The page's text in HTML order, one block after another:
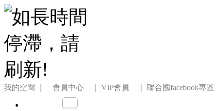
我的空間 ｜ 會員中心 ｜ VIP會員 ｜ 聯合國facebook專區